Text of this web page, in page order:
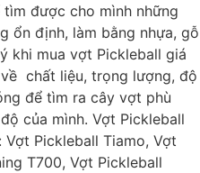
được cho mình những
ổn định, làm bằng nhựa, gỗ
khi mua vợt Pickleball giá
chất liệu, trọng lượng, độ
để tìm ra cây vợt phù
của mình. Vợt Pickleball
Pickleball Tiamo, Vợt
T700, Vợt Pickleball